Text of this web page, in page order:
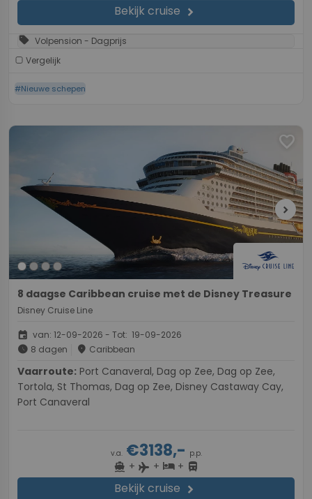
Bekijk cruise chevron_right
sell Volpension - Dagprijs
Vergelijk
#Nieuwe schepen
favorite
chevron_right
8 daagse Caribbean cruise met de Disney Treasure
Disney Cruise Line
event van: 12-09-2026 - Tot: 19-09-2026
schedule 8 dagen place Caribbean
Vaarroute:
Tortola, St Thomas, Dag op Zee, Disney Castaway Cay,
Port Canaveral
v.a.€3138,- p.p.
directions_boat + flight + hotel+ directions_bus
Bekijk cruise chevron_right